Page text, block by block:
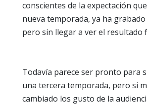
conscientes de la expectación
nueva temporada, ya ha
pero sin llegar a ver el resultado
Todavía parece ser pronto para
una tercera temporada, pero si
cambiado los gusto de la